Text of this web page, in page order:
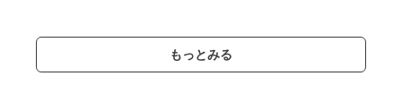
もっとみる